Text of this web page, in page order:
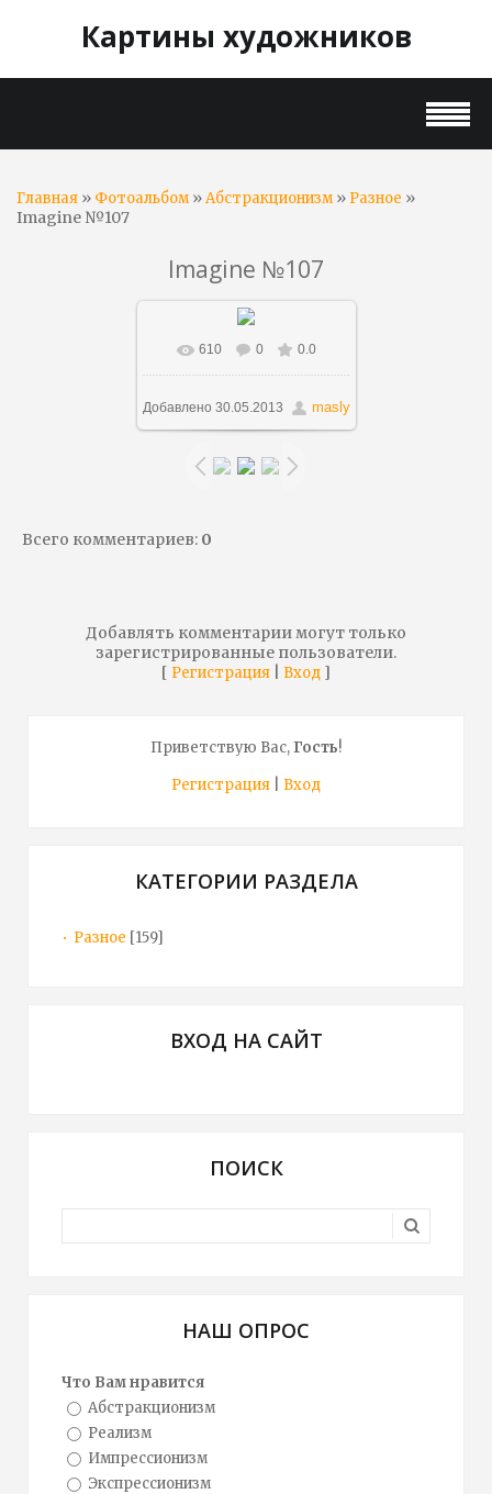
Картины художников
Главная » Фотоальбом»Абстракционизм» Разное »
Imagine №107
Imagine №107
В реальном размере
1200x1123 / 321.6Kb
610 0 0.0
Добавлено 30.05.2013 masly
Всего комментариев: 0
Добавлять комментарии могут только
зарегистрированные пользователи.
[ Регистрация Вход ]
Приветствую Вас,Гость!
Регистрация
Вход
КАТЕГОРИИ РАЗДЕЛА
Разное [159]
ВХОД НА САЙТ
ПОИСК
НАШ ОПРОС
Что Вам нравится
Абстракционизм
Реализм
Импрессионизм
Экспрессионизм